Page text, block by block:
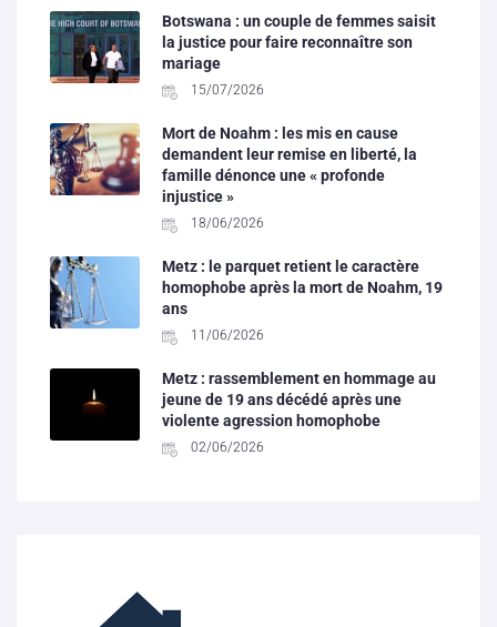
Botswana : un couple de femmes saisit
la justice pour faire reconnaître son
mariage
15/07/2026
Mort de Noahm : les mis en cause
demandent leur remise en liberté, la
famille dénonce une « profonde
injustice »
18/06/2026
Metz : le parquet retient le caractère
homophobe après la mort de Noahm, 19
ans
11/06/2026
Metz : rassemblement en hommage au
jeune de 19 ans décédé après une
violente agression homophobe
02/06/2026